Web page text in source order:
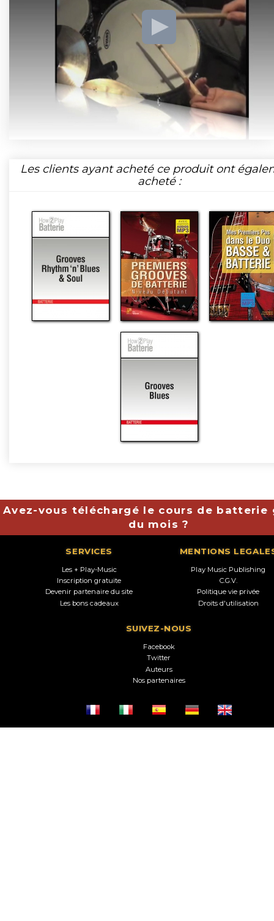
Les clients ayant acheté ce produit ont
acheté :
Avez-vous téléchargé le cours de batterie
du mois ?
SERVICES
Les + Play-Music
Inscription gratuite
Devenir partenaire du site
Les bons cadeaux
MENTIONS
Play Music Publishing
C.G.V.
Politique vie privée
Droits d'utilisation
SUIVEZ-NOUS
Facebook
Twitter
Auteurs
Nos partenaires